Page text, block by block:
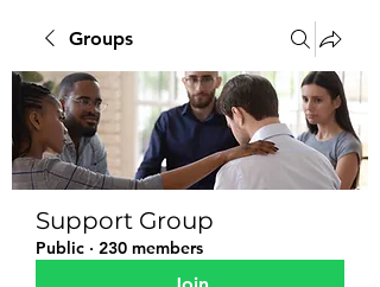
Groups
Support Group
Public · 230 members